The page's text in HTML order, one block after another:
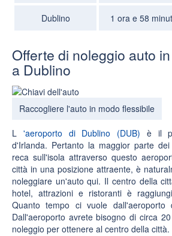
Dublino 1 ora e 58
Offerte di noleggio auto
a Dublino
Raccogliere l'auto in modo flessibile
L 'aeroporto di Dublino (DUB) è il
d'Irlanda. Pertanto la maggior parte
reca sull'isola attraverso questo
città in una posizione attraente, è
noleggiare un'auto qui. Il centro della
hotel, attrazioni e ristoranti è
Quanto tempo ci vuole dall'aeroporto
Dall'aeroporto avrete bisogno di circa
noleggio per ottenere al centro della città.